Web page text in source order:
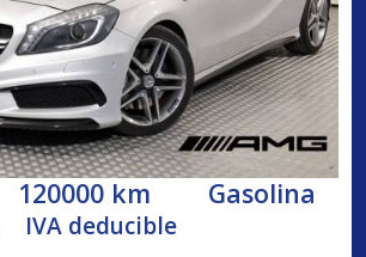
120000 km Gasolina
IVA deducible